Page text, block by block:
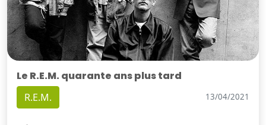
Le R.E.M. quarante ans plus tard
R.E.M. 13/04/2021